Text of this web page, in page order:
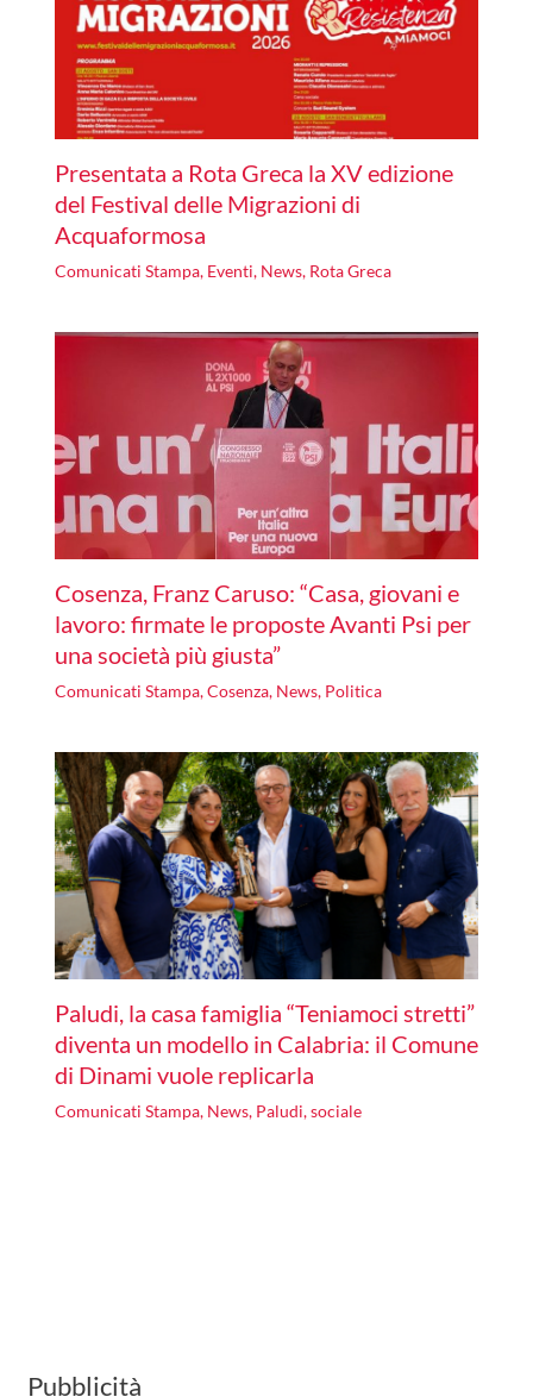
Presentata a Rota Greca la XV edizione
del Festival delle Migrazioni di
Acquaformosa
Comunicati Stampa, Eventi, News, Rota Greca
Cosenza, Franz Caruso: “Casa, giovani e
lavoro: firmate le proposte Avanti Psi per
una società più giusta”
Comunicati Stampa,Cosenza, News, Politica
Paludi, la casa famiglia “Teniamoci stretti”
diventa un modello in Calabria: il Comune
di Dinami vuole replicarla
Comunicati Stampa, News, Paludi,sociale
Pubblicità